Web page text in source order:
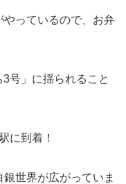
やっているので、お弁
号」に揺られること
に到着！
世界が広がっていま